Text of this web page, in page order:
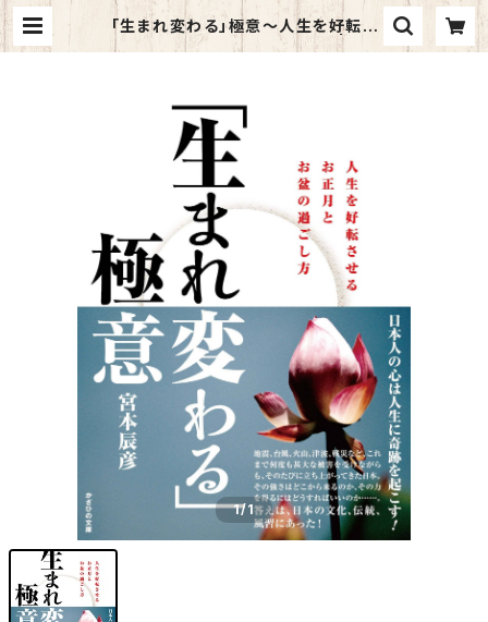
「生まれ変わる」極意～人生を好転さ
せるお正月とお盆の過ごし方～ | kaz
1/1